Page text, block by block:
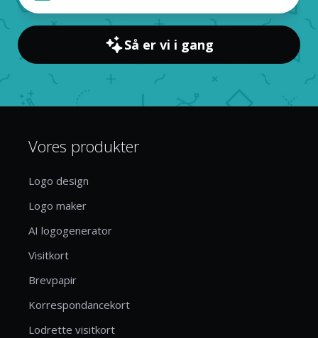
Så er vi i gang
Vores produkter
Logo design
Logo maker
AI logogenerator
Visitkort
Brevpapir
Korrespondancekort
Lodrette visitkort